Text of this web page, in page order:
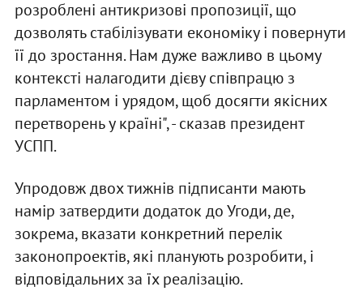
розроблені антикризові пропозиції, що
дозволять стабілізувати економіку і повернути
її до зростання. Нам дуже важливо в цьому
контексті налагодити дієву співпрацю з
парламентом і урядом, щоб досягти якісних
перетворень у країні", - сказав президент
УСПП.
Упродовж двох тижнів підписанти мають
намір затвердити додаток до Угоди, де,
зокрема, вказати конкретний перелік
законопроектів, які планують розробити, і
відповідальних за їх реалізацію.